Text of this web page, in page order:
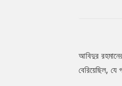
Tab
আবিদুর
বেরিয়েছিল,